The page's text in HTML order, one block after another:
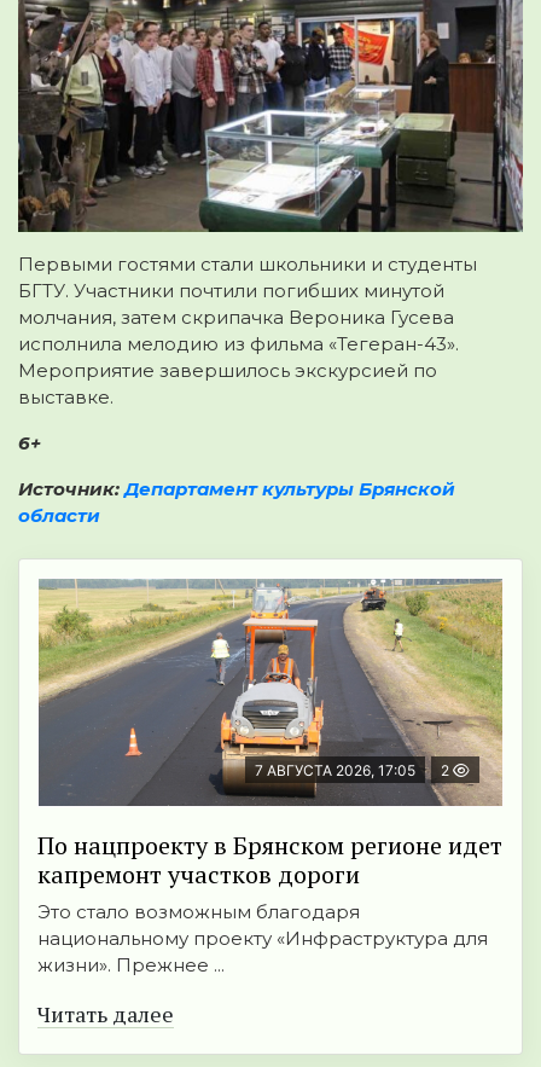
Первыми гостями стали школьники и студенты
БГТУ. Участники почтили погибших минутой
молчания, затем скрипачка Вероника Гусева
исполнила мелодию из фильма «Тегеран-43».
Мероприятие завершилось экскурсией по
выставке.
6+
Источник:Департамент культуры Брянской
области
7 АВГУСТА 2026, 17:05 2
По нацпроекту в Брянском регионе идет
капремонт участков дороги
Это стало возможным благодаря
национальному проекту «Инфраструктура для
жизни». Прежнее ...
Читать далее